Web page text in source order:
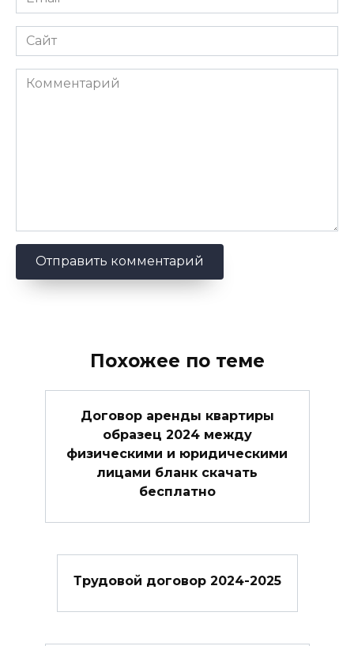
*
Сайт
Комментарий
Похожее по теме
Договор аренды квартиры
образец 2024 между
физическими и юридическими
лицами бланк скачать
бесплатно
Трудовой договор 2024-2025